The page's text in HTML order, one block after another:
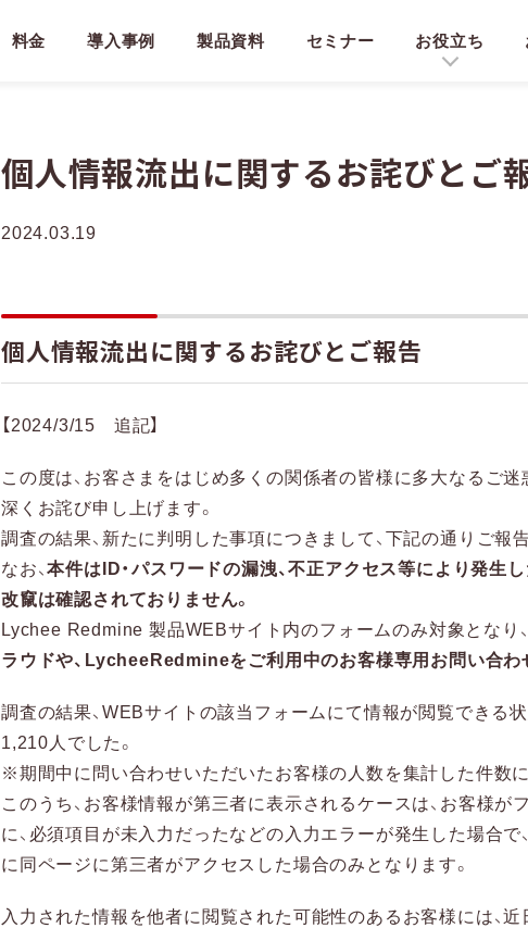
料金 導入事例 製品資料 セミナー お役立ち
個人情報流出に関するお詫びとご
2024.03.19
個人情報流出に関するお詫びとご報告
【2024/3/15 追記】
この度は、お客さまをはじめ多くの関係者の皆様に多大なるご
深くお詫び申し上げます。
調査の結果、新たに判明した事項につきまして、下記の通りご報
なお、本件はID・パスワードの漏洩、不正アクセス等により発生
改竄は確認されておりません。
Lychee Redmine 製品WEBサイト内のフォームのみ対象となり
ラウドや、LycheeRedmineをご利用中のお客様専用お問い合わ
調査の結果、WEBサイトの該当フォームにて情報が閲覧できる
1,210人でした。
※期間中に問い合わせいただいたお客様の人数を集計した件数に
このうち、お客様情報が第三者に表示されるケースは、お客様が
に、必須項目が未入力だったなどの入力エラーが発生した場合で
に同ページに第三者がアクセスした場合のみとなります。
入力された情報を他者に閲覧された可能性のあるお客様には、